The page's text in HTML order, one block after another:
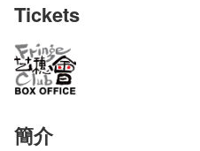
Tickets
簡介